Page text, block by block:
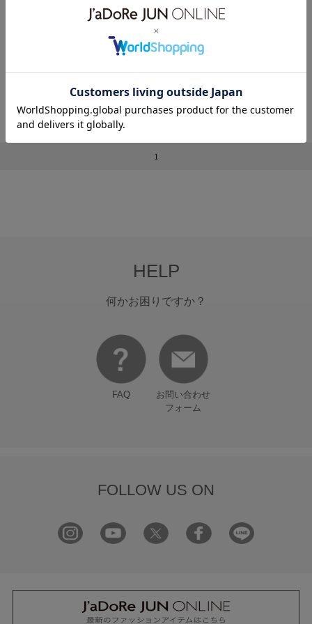
【UV】ローマンレタリングプリント
スポーツレギンス
¥2,200 80%OFF
【UV】ローマンレタリングプリント
スポーツレギンス
¥2,200
【UV】ローマンレタリングプリント
スポーツレギンス
1
HELP
何かお困りですか？
FAQ
お問い合わせ
フォーム
FOLLOW US ON